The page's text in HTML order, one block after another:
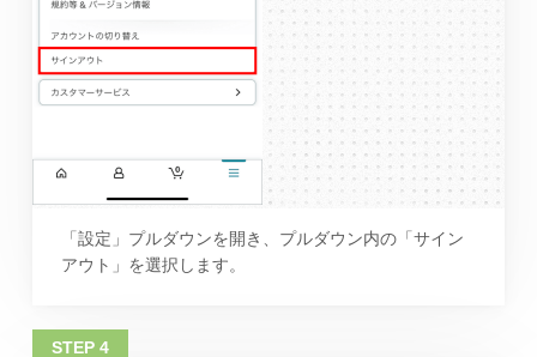
「設定」プルダウンを開き、プルダウン内の「サイン
アウト」を選択します。